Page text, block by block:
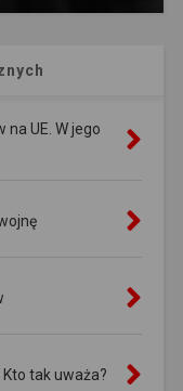
na UE. W jego
tak uważa?